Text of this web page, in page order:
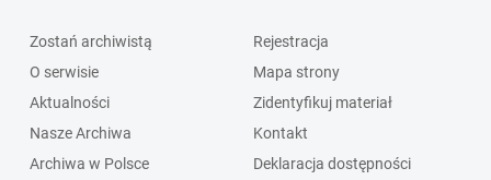
Zostań archiwistą
O serwisie
Aktualności
Nasze Archiwa
Archiwa w Polsce
Rejestracja
Mapa strony
Zidentyfikuj materiał
Kontakt
Deklaracja dostępności